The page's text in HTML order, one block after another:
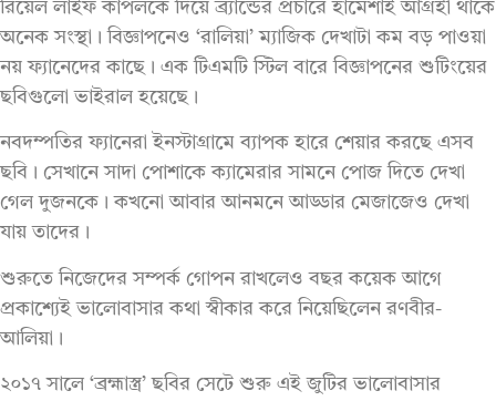
রিয়েল লাইফ কাপলকে দিয়ে ব্র্যান্ডের প্রচারে হামেশাই আগ্রহী থাকে
অনেক সংস্থা। বিজ্ঞাপনেও ‘রালিয়া’ ম্যাজিক দেখাটা কম বড় পাওয়া
নয় ফ্যানেদের কাছে। এক টিএমটি স্টিল বারে বিজ্ঞাপনের শুটিংয়ের
ছবিগুলো ভাইরাল হয়েছে।
নবদম্পতির ফ্যানেরা ইনস্টাগ্রামে ব্যাপক হারে শেয়ার করছে এসব
ছবি। সেখানে সাদা পোশাকে ক্যামেরার সামনে পোজ দিতে দেখা
গেল দুজনকে। কখনো আবার আনমনে আড্ডার মেজাজেও দেখা
যায় তাদের।
শুরুতে নিজেদের সম্পর্ক গোপন রাখলেও বছর কয়েক আগে
প্রকাশ্যেই ভালোবাসার কথা স্বীকার করে নিয়েছিলেন রণবীর-
আলিয়া।
২০১৭ সালে ‘ব্রহ্মাস্ত্র’ ছবির সেটে শুরু এই জুটির ভালোবাসার